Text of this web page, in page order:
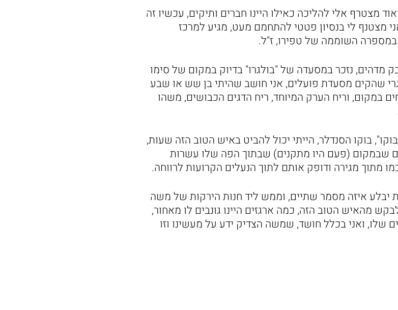
מצטרף אלי להליכה כאילו היינו חברים ותיקים, עכשיו זה
מצטנף לי בנסיון פטטי להתחמם מעט, מגיע למרכז
השוממה של טפירו, ז"ל.
נזכר במסעדה של "בולגרו" בדיוק במקום של סימו
שהקים מסעדת פועלים, אני חושב שהיתי בן שש או שבע
במקום, וריח הערק המיוחד, ריח הדגים הכבושים, משהו
בוקו הסנדלר, הייתי יכול להביט באיש הטוב הזה שעות,
שבמקום (פעם היו מתקנים) שבתוך הפה שלו עשרות
מתוך מגירה ודופק אותם לתוך הנעלים הקרועות לרווחה.
יבלע איזה מסמר שתיים, וממש ליד חנות הירקות של משה
מהאיש הטוב הזה, כמה ארגזים היינו גונבים לו מאחור,
שלו, ואני בכלל חושד, שמשה הצדיק ידע על מעשינו וזו